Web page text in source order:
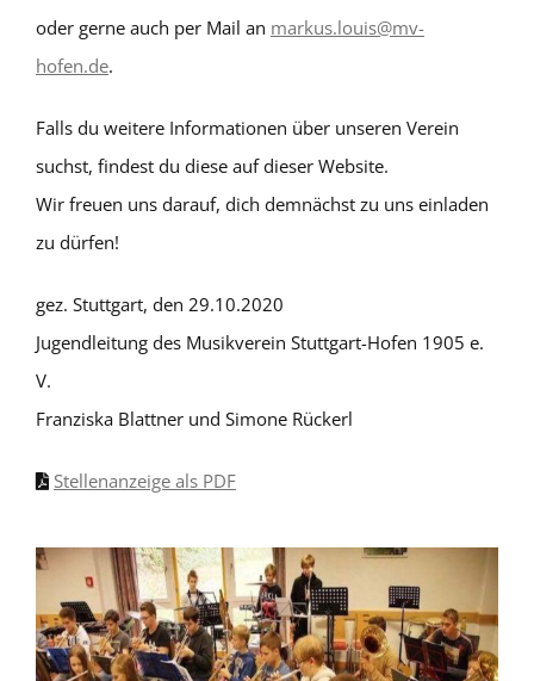
oder gerne auch per Mail an markus.louis@mv-
hofen.de.
Falls du weitere Informationen über unseren Verein
suchst, findest du diese auf dieser Website.
Wir freuen uns darauf, dich demnächst zu uns einladen
zu dürfen!
gez. Stuttgart, den 29.10.2020
Jugendleitung des Musikverein Stuttgart-Hofen 1905 e.
V.
Franziska Blattner und Simone Rückerl
Stellenanzeige als PDF